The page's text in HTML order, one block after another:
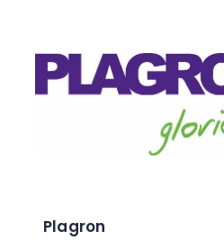
Plagron